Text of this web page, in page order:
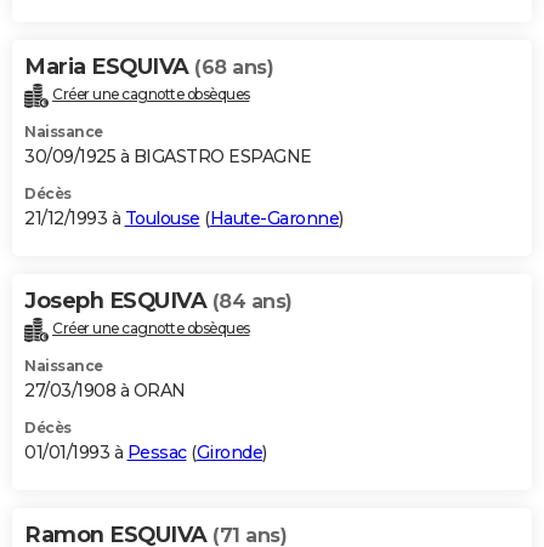
Maria ESQUIVA (68 ans)
Créer une cagnotte obsèques
Naissance
30/09/1925 à BIGASTRO ESPAGNE
Décès
21/12/1993 à Toulouse (Haute-Garonne)
Joseph ESQUIVA (84 ans)
Créer une cagnotte obsèques
Naissance
27/03/1908 à ORAN
Décès
01/01/1993 à Pessac(Gironde)
Ramon ESQUIVA (71 ans)